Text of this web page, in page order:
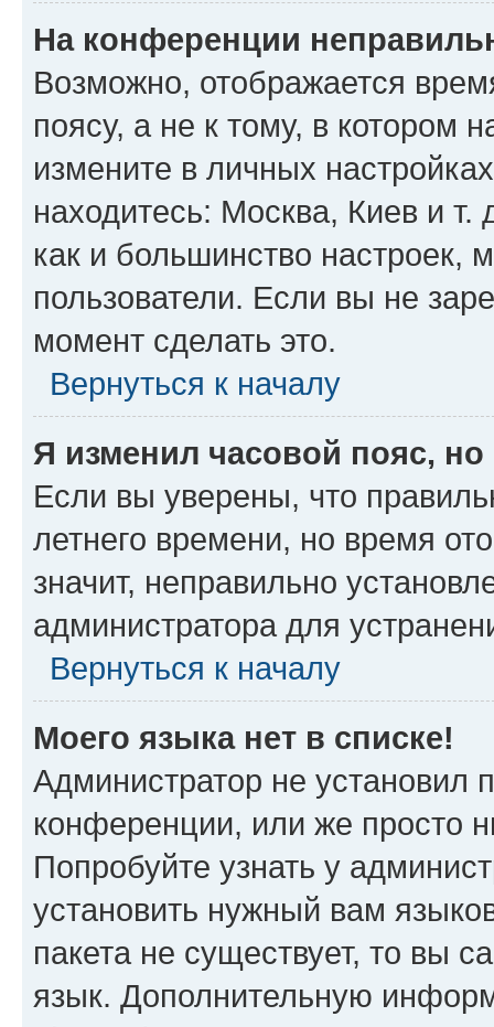
На конференции
Возможно, отображается
поясу, а не к тому, в котором
измените в личных
находитесь: Москва, Киев и т.
как и большинство настроек,
пользователи. Если вы не
момент сделать это.
Вернуться к началу
Я изменил часовой пояс,
Если вы уверены, что
летнего времени, но время
значит, неправильно
администратора для
Вернуться к началу
Моего языка нет в списке!
Администратор не установил
конференции, или же просто
Попробуйте узнать у
установить нужный вам
пакета не существует, то вы
язык. Дополнительную